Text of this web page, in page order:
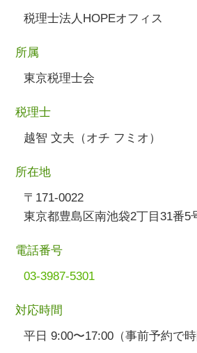
税理士法人HOPEオフィス
所属
東京税理士会
税理士
越智 文夫（オチ フミオ）
所在地
〒171-0022
東京都豊島区南池袋2丁目31番5
電話番号
03-3987-5301
対応時間
平日 9:00〜17:00（事前予約で時